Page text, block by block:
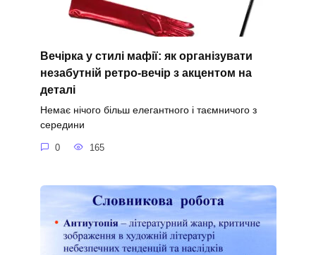
Вечірка у стилі мафії: як організувати
незабутній ретро-вечір з акцентом на
деталі
Немає нічого більш елегантного і таємничого з
середини
0 165